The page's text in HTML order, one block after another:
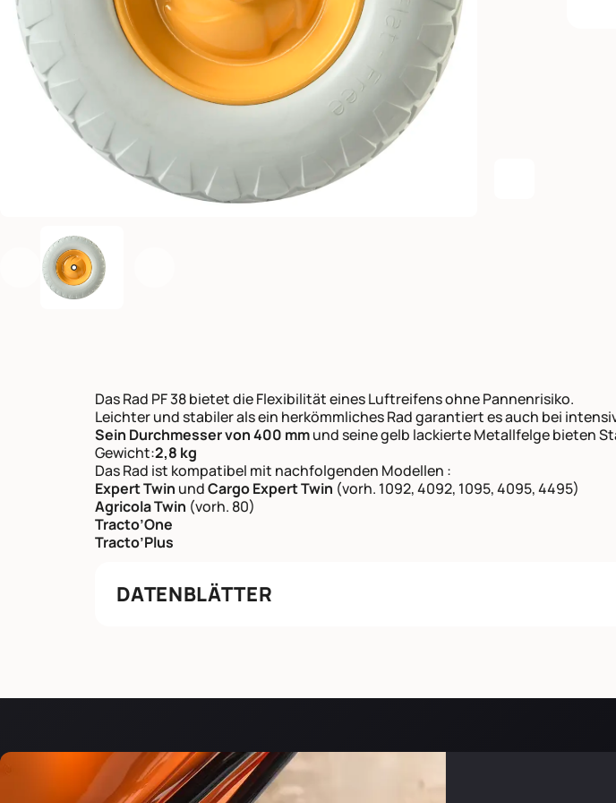
Précédent
Das Rad PF 38 bietet die Flexibilität eines Luftreifens ohne Pannenrisiko.
Leichter und stabiler als ein herkömmliches Rad garantiert es auch bei
Sein Durchmesser von 400 mmund seine gelb lackierte Metallfelge bieten
Gewicht:2,8 kg
Das Rad ist kompatibel mit nachfolgenden Modellen :
Expert Twin undCargo Expert Twin (vorh. 1092, 4092, 1095, 4095, 4495)
Agricola Twin (vorh. 80)
Tracto’One
Tracto’Plus
DATENBLÄTTER